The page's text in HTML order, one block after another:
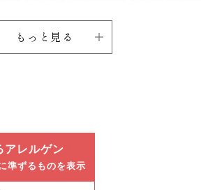
もっと見る
アレルゲン
準ずるものを表示